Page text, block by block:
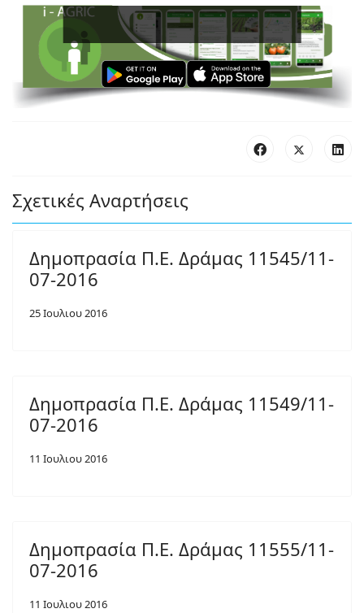
Σχετικές Αναρτήσεις
Δημοπρασία Π.Ε. Δράμας 11545/11-
07-2016
25 Ιουλιου 2016
Δημοπρασία Π.Ε. Δράμας 11549/11-
07-2016
11 Ιουλιου 2016
Δημοπρασία Π.Ε. Δράμας 11555/11-
07-2016
11 Ιουλιου 2016